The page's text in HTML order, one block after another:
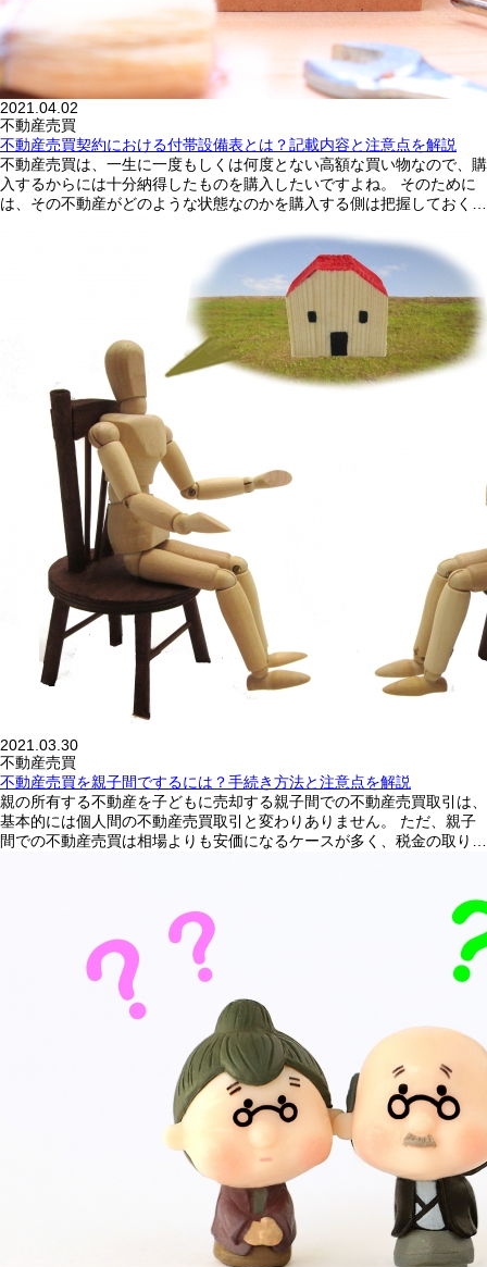
2021.04.02
不動産売買
不動産売買契約における付帯設備表とは？記載内容と注意点を解説
不動産売買は、一生に一度もしくは何度とない高額な買い物なので、購
入するからには十分納得したものを購入したいですよね。 そのために
は、その不動産がどのような状態なのかを購入する側は把握しておく…
2021.03.30
不動産売買
不動産売買を親子間でするには？手続き方法と注意点を解説
親の所有する不動産を子どもに売却する親子間での不動産売買取引は、
基本的には個人間の不動産売買取引と変わりありません。 ただ、親子
間での不動産売買は相場よりも安価になるケースが多く、税金の取り…